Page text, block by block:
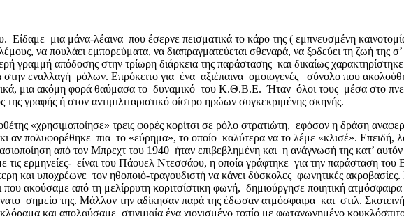
μια μάνα-λέαινα που έσερνε πεισματικά το κάρο της ( εμπνευσμένη
να πουλάει εμπορεύματα, να διαπραγματεύεται σθεναρά, να ξοδεύει τη ζωή της
γραμμή απόδοσης στην τρίωρη διάρκεια της παράστασης και δικαίως
στην εναλλαγή ρόλων. Επρόκειτο για ένα αξιέπαινα ομοιογενές σύνολο που
μια ακόμη φορά θαύμασα το δυναμικό του Κ.Θ.Β.Ε. Ήταν όλοι τους μέσα στο
γραφής ή στον αντιμιλιταριστικό οίστρο ηρώων συγκεκριμένης σκηνής.
«χρησιμοποίησε» τρεις φορές κορίτσι σε ρόλο στρατιώτη, εφόσον η δράση
αν πολυφορέθηκε πια το «εύρημα», το οποίο καλύτερα να το λέμε «κλισέ». Επειδή,
από τον Μπρεχτ του 1940 ήταν επιβεβλημένη και η ανάγνωσή της κατ’
ερμηνείες- είναι του Πάουελ Ντεσσάου, η οποία γράφτηκε για την παράσταση
και υποχρέωνε τον ηθοποιό-τραγουδιστή να κάνει δύσκολες φωνητικές
ακούσαμε από τη μελίρρυτη κοριτσίστικη φωνή, δημιούργησε ποιητική
σημείο της. Μάλλον την αδίκησαν παρά της έδωσαν ατμόσφαιρα και στιλ.
και απολαύσαμε στιγμιαία ένα χιονισμένο τοπίο με φωταγωγημένο